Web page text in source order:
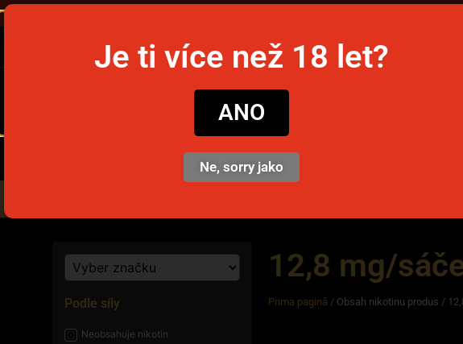
Objednej přes
+420 555
snusim
Podle síly
Neobsahuje nikotin
12,8 mg/
Prima pagină / Obsah nikotinu produs /
Je ti více než 18 let?
ANO
Ne, sorry jako